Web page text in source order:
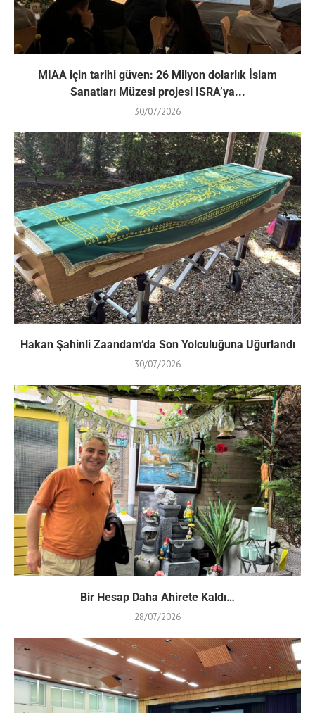
MIAA için tarihi güven: 26 Milyon dolarlık İslam
Sanatları Müzesi projesi ISRA’ya...
30/07/2026
Hakan Şahinli Zaandam’da Son Yolculuğuna Uğurlandı
30/07/2026
Bir Hesap Daha Ahirete Kaldı…
28/07/2026